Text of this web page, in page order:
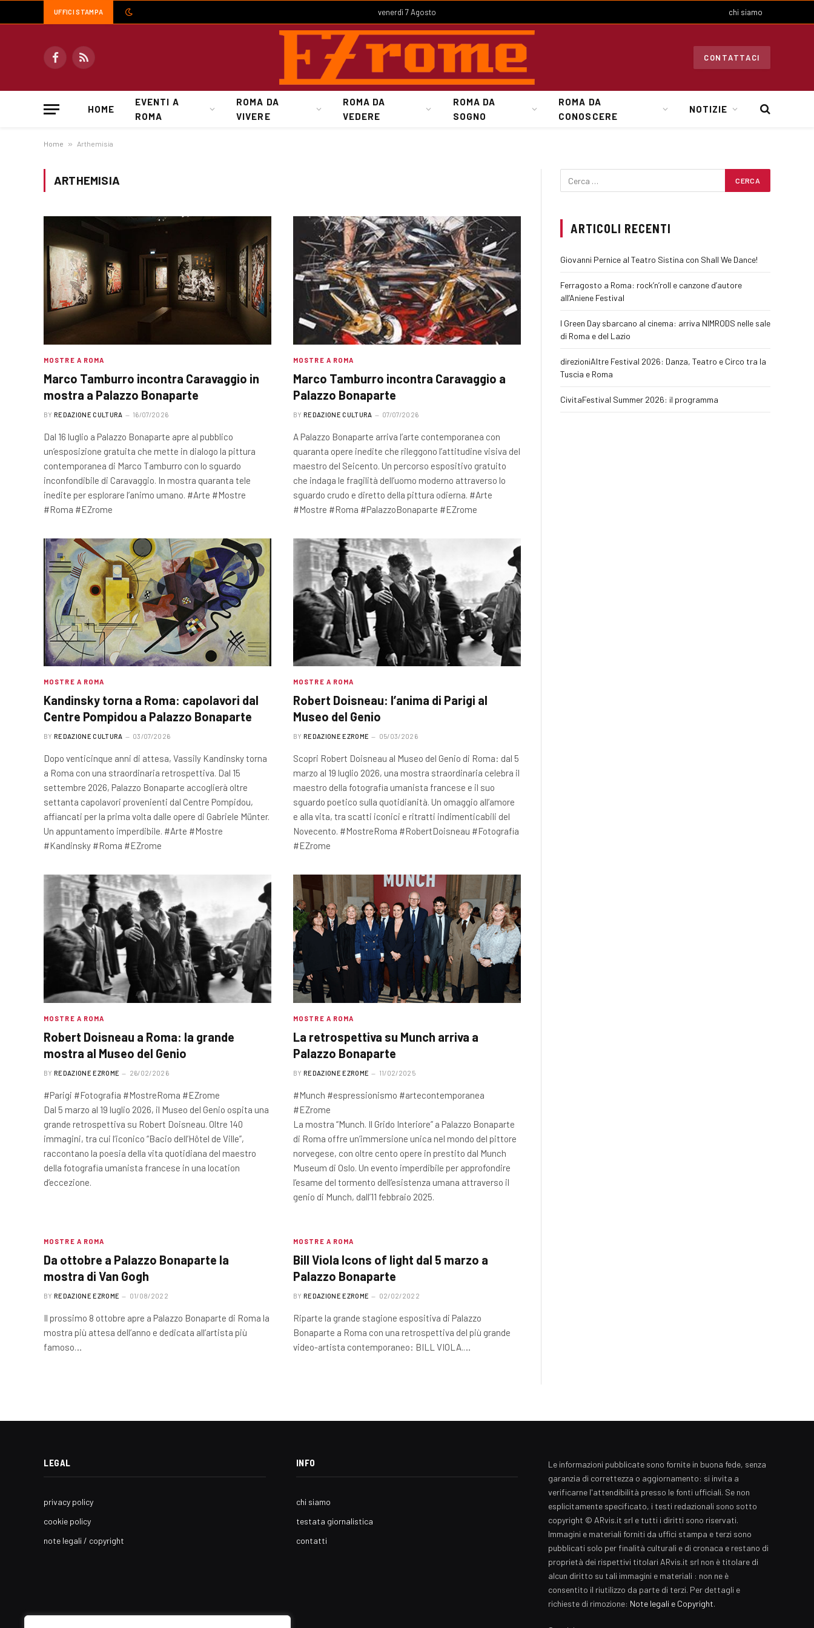
UFFICI STAMPA venerdì 7 Agosto chi siamo
FacebookRSS
CONTATTACI
HOME
EVENTI A
ROMA
ROMA DA
VIVERE
ROMA DA
VEDERE
ROMA DA
SOGNO
ROMA DA
CONOSCERE
NOTIZIE
Home » Arthemisia
ARTHEMISIA
MOSTRE A ROMA
Marco Tamburro incontra Caravaggio in
mostra a Palazzo Bonaparte
BY REDAZIONE CULTURA 16/07/2026
Dal 16 luglio a Palazzo Bonaparte apre al pubblico
un’esposizione gratuita che mette in dialogo la pittura
contemporanea di Marco Tamburro con lo sguardo
inconfondibile di Caravaggio. In mostra quaranta tele
inedite per esplorare l’animo umano. #Arte #Mostre
#Roma #EZrome
MOSTRE A ROMA
Marco Tamburro incontra Caravaggio a
Palazzo Bonaparte
BY REDAZIONE CULTURA 07/07/2026
A Palazzo Bonaparte arriva l’arte contemporanea con
quaranta opere inedite che rileggono l’attitudine visiva del
maestro del Seicento. Un percorso espositivo gratuito
che indaga le fragilità dell’uomo moderno attraverso lo
sguardo crudo e diretto della pittura odierna. #Arte
#Mostre #Roma #PalazzoBonaparte #EZrome
MOSTRE A ROMA
Kandinsky torna a Roma: capolavori dal
Centre Pompidou a Palazzo Bonaparte
BY REDAZIONE CULTURA 03/07/2026
Dopo venticinque anni di attesa, Vassily Kandinsky torna
a Roma con una straordinaria retrospettiva. Dal 15
settembre 2026, Palazzo Bonaparte accoglierà oltre
settanta capolavori provenienti dal Centre Pompidou,
affiancati per la prima volta dalle opere di Gabriele Münter.
Un appuntamento imperdibile. #Arte #Mostre
#Kandinsky #Roma #EZrome
MOSTRE A ROMA
Robert Doisneau: l’anima di Parigi al
Museo del Genio
BY REDAZIONE EZROME 05/03/2026
Scopri Robert Doisneau al Museo del Genio di Roma: dal 5
marzo al 19 luglio 2026, una mostra straordinaria celebra il
maestro della fotografia umanista francese e il suo
sguardo poetico sulla quotidianità. Un omaggio all’amore
e alla vita, tra scatti iconici e ritratti indimenticabili del
Novecento. #MostreRoma #RobertDoisneau #Fotografia
#EZrome
MOSTRE A ROMA
Robert Doisneau a Roma: la grande
mostra al Museo del Genio
BY REDAZIONE EZROME 26/02/2026
#Parigi #Fotografia #MostreRoma #EZrome
Dal 5 marzo al 19 luglio 2026, il Museo del Genio ospita una
grande retrospettiva su Robert Doisneau. Oltre 140
immagini, tra cui l’iconico “Bacio dell’Hôtel de Ville”,
raccontano la poesia della vita quotidiana del maestro
della fotografia umanista francese in una location
d’eccezione.
MOSTRE A ROMA
La retrospettiva su Munch arriva a
Palazzo Bonaparte
BY REDAZIONE EZROME 11/02/2025
#Munch #espressionismo #artecontemporanea
#EZrome
La mostra “Munch. Il Grido Interiore” a Palazzo Bonaparte
di Roma offre un’immersione unica nel mondo del pittore
norvegese, con oltre cento opere in prestito dal Munch
Museum di Oslo. Un evento imperdibile per approfondire
l’esame del tormento dell’esistenza umana attraverso il
genio di Munch, dall’11 febbraio 2025.
MOSTRE A ROMA
Da ottobre a Palazzo Bonaparte la
mostra di Van Gogh
BY REDAZIONE EZROME 01/08/2022
Il prossimo 8 ottobre apre a Palazzo Bonaparte di Roma la
mostra più attesa dell’anno e dedicata all’artista più
famoso…
MOSTRE A ROMA
Bill Viola Icons of light dal 5 marzo a
Palazzo Bonaparte
BY REDAZIONE EZROME 02/02/2022
Riparte la grande stagione espositiva di Palazzo
Bonaparte a Roma con una retrospettiva del più grande
video-artista contemporaneo: BILL VIOLA.…
ARTICOLI RECENTI
Giovanni Pernice al Teatro Sistina con Shall We Dance!
Ferragosto a Roma: rock’n’roll e canzone d’autore
all’Aniene Festival
I Green Day sbarcano al cinema: arriva NIMRODS nelle sale
di Roma e del Lazio
direzioniAltre Festival 2026: Danza, Teatro e Circo tra la
Tuscia e Roma
CivitaFestival Summer 2026: il programma
LEGAL
privacy policy
cookie policy
note legali / copyright
INFO
chi siamo
testata giornalistica
contatti
Le informazioni pubblicate sono fornite in buona fede, senza
garanzia di correttezza o aggiornamento: si invita a
verificarne l'attendibilità presso le fonti ufficiali. Se non
esplicitamente specificato, i testi redazionali sono sotto
copyright © ARvis.it srl e tutti i diritti sono riservati.
Immagini e materiali forniti da uffici stampa e terzi sono
pubblicati solo per finalità culturali e di cronaca e restano di
proprietà dei rispettivi titolari ARvis.it srl non è titolare di
alcun diritto su tali immagini e materiali : non ne è
consentito il riutilizzo da parte di terzi. Per dettagli e
richieste di rimozione: Note legali e Copyright.